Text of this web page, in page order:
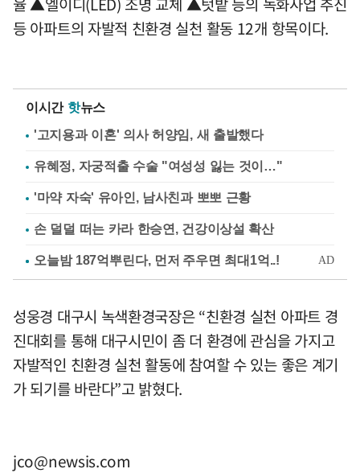
등 아파트의 자발적 친환경 실천 활동 12개 항목이다.
이시간 핫뉴스
'고지용과 이혼' 의사 허양임, 새 출발했다
유혜정, 자궁적출 수술 "여성성 잃는 것이…"
'마약 자숙' 유아인, 남사친과 뽀뽀 근황
손 덜덜 떠는 카라 한승연, 건강이상설 확산
성웅경 대구시 녹색환경국장은 “친환경 실천 아파트 경
진대회를 통해 대구시민이 좀 더 환경에 관심을 가지고
자발적인 친환경 실천 활동에 참여할 수 있는 좋은 계기
가 되기를 바란다”고 밝혔다.
jco@newsis.com